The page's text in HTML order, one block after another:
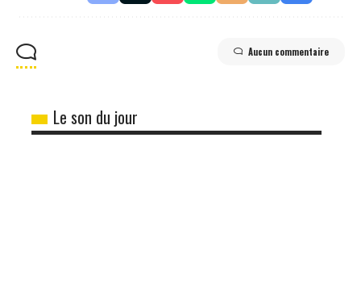
Aucun commentaire
Le son du jour